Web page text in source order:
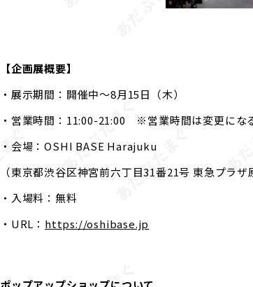
【企画展概要】
・展示期間：開催中～8月15日（木）
・営業時間：11:00-21:00 ※営業時間は変更にな
・会場：OSHI BASE Harajuku
（東京都渋谷区神宮前六丁目31番21号 東急プラザ
・入場料：無料
・URL： https://oshibase.jp